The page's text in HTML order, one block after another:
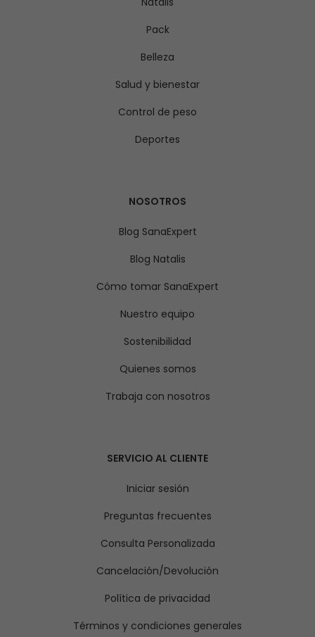
Pack
Belleza
Salud y bienestar
Control de peso
Deportes
NOSOTROS
Blog SanaExpert
Blog Natalis
Cómo tomar SanaExpert
Nuestro equipo
Sostenibilidad
Quienes somos
Trabaja con nosotros
SERVICIO AL CLIENTE
Iniciar sesión
Preguntas frecuentes
Consulta Personalizada
Cancelación/Devolución
Política de privacidad
Términos y condiciones generales